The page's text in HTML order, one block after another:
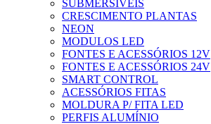
SUBMERSÍVEIS
CRESCIMENTO PLANTAS
NEON
MODULOS LED
FONTES E ACESSÓRIOS 12V
FONTES E ACESSÓRIOS 24V
SMART CONTROL
ACESSÓRIOS FITAS
MOLDURA P/ FITA LED
PERFIS ALUMÍNIO